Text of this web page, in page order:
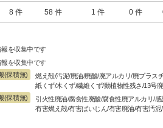
8 件 58 件 1 件 0 件
を収集中です
を収集中です
(保積無)
燃え殻/汚泥/廃油/廃酸/廃アルカリ/廃プラス
紙くず/木くず/繊維くず/動植物性残さ/13号
(保積無)
引火性廃油/腐食性廃酸/腐食性廃アルカリ/
有害燃え殻/有害ばいじん/有害廃油/有害汚泥